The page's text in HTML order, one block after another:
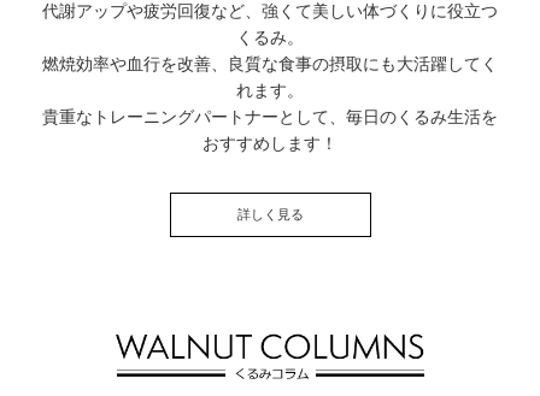
代謝アップや疲労回復など、強くて美しい体づくりに役立つ
くるみ。
燃焼効率や血行を改善、良質な食事の摂取にも大活躍してく
れます。
貴重なトレーニングパートナーとして、毎日のくるみ生活を
おすすめします！
詳しく見る